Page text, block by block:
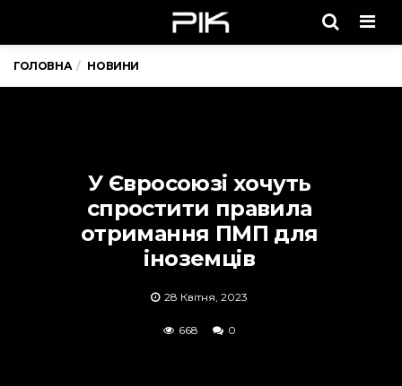
ГОЛОВНА НОВИНИ
У Євросоюзі хочуть
спростити правила
отримання ПМП для
іноземців
28 Квітня, 2023
668 0